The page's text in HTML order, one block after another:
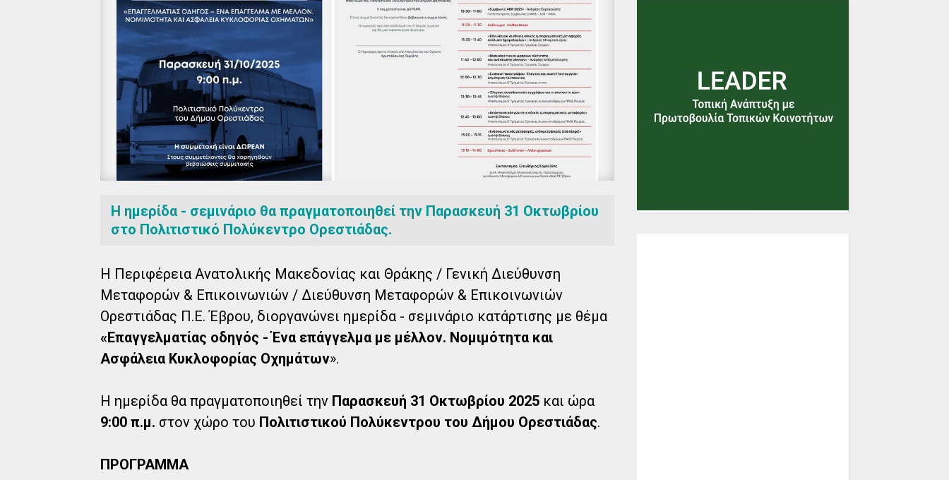
Η ημερίδα - σεμινάριο θα πραγματοποιηθεί την Παρασκευή 31 Οκτωβρίου
στο Πολιτιστικό Πολύκεντρο Ορεστιάδας.
Η Περιφέρεια Ανατολικής Μακεδονίας και Θράκης / Γενική Διεύθυνση
Μεταφορών & Επικοινωνιών / Διεύθυνση Μεταφορών & Επικοινωνιών
Ορεστιάδας Π.Ε. Έβρου, διοργανώνει ημερίδα - σεμινάριο κατάρτισης με θέμα
«Επαγγελματίας οδηγός - Ένα επάγγελμα με μέλλον. Νομιμότητα και
Ασφάλεια Κυκλοφορίας Οχημάτων».
Η ημερίδα θα πραγματοποιηθεί την Παρασκευή 31 Οκτωβρίου 2025 και ώρα
9:00 π.μ. στον χώρο του Πολιτιστικού Πολύκεντρου του Δήμου Ορεστιάδας.
ΠΡΟΓΡΑΜΜΑ